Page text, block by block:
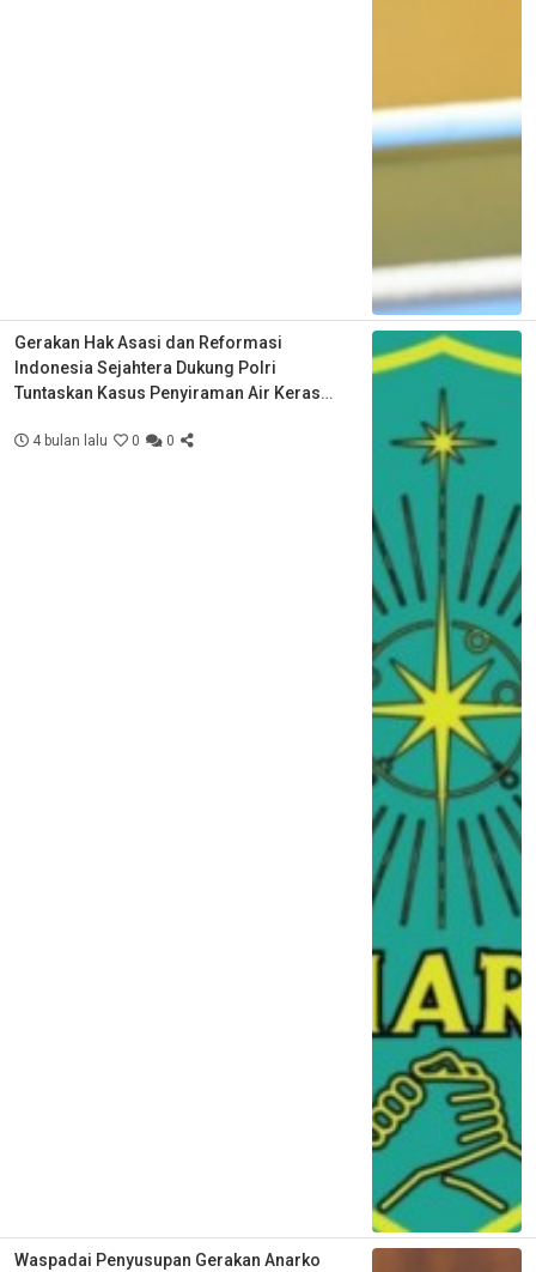
Gerakan Hak Asasi dan Reformasi
Indonesia Sejahtera Dukung Polri
Tuntaskan Kasus Penyiraman Air Keras
4 bulan lalu 0 0
Waspadai Penyusupan Gerakan Anarko